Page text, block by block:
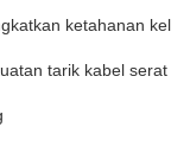
ketahanan
tarik kabel serat